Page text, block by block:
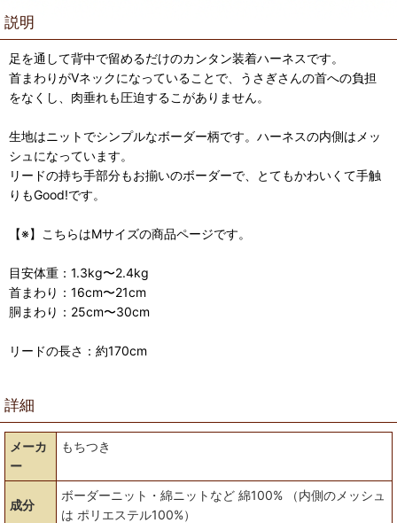
説明
足を通して背中で留めるだけのカンタン装着ハーネスです。
首まわりがVネックになっていることで、うさぎさんの首への負担
をなくし、肉垂れも圧迫するこがありません。
生地はニットでシンプルなボーダー柄です。ハーネスの内側はメッ
シュになっています。
リードの持ち手部分もお揃いのボーダーで、とてもかわいくて手触
りもGood!です。
【※】こちらはMサイズの商品ページです。
目安体重：1.3kg〜2.4kg
首まわり：16cm〜21cm
胴まわり：25cm〜30cm
リードの長さ：約170cm
詳細
メーカ
ー
もちつき
成分
ボーダーニット・綿ニットなど 綿100% （内側のメッシュ
は ポリエステル100%）